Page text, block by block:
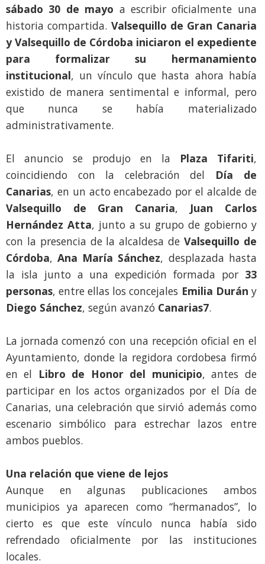
sábado 30 de mayo a escribir oficialmente una
historia compartida. Valsequillo de Gran Canaria
y Valsequillo de Córdoba iniciaron el expediente
para formalizar su hermanamiento
institucional, un vínculo que hasta ahora había
existido de manera sentimental e informal, pero
que nunca se había materializado
administrativamente.
El anuncio se produjo en la Plaza Tifariti,
coincidiendo con la celebración del Día de
Canarias, en un acto encabezado por el alcalde de
Valsequillo de Gran Canaria, Juan Carlos
Hernández Atta, junto a su grupo de gobierno y
con la presencia de la alcaldesa de Valsequillo de
Córdoba,Ana María Sánchez, desplazada hasta
la isla junto a una expedición formada por 33
personas, entre ellas los concejales Emilia Durán y
Diego Sánchez, según avanzó Canarias7.
La jornada comenzó con una recepción oficial en el
Ayuntamiento, donde la regidora cordobesa firmó
en el Libro de Honor del municipio, antes de
participar en los actos organizados por el Día de
Canarias, una celebración que sirvió además como
escenario simbólico para estrechar lazos entre
ambos pueblos.
Una relación que viene de lejos
Aunque en algunas publicaciones ambos
municipios ya aparecen como “hermanados”, lo
cierto es que este vínculo nunca había sido
refrendado oficialmente por las instituciones
locales.